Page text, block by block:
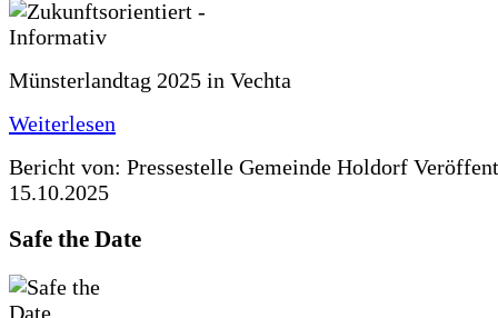
Münsterlandtag 2025 in Vechta
Weiterlesen
Bericht von: Pressestelle Gemeinde Holdorf
15.10.2025
Safe the Date